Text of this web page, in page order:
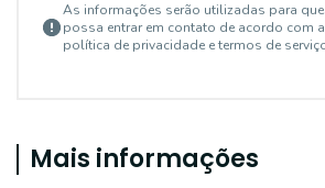
As informações serão utilizadas para
possa entrar em contato de acordo com a
política de privacidade e termos de
Mais informações